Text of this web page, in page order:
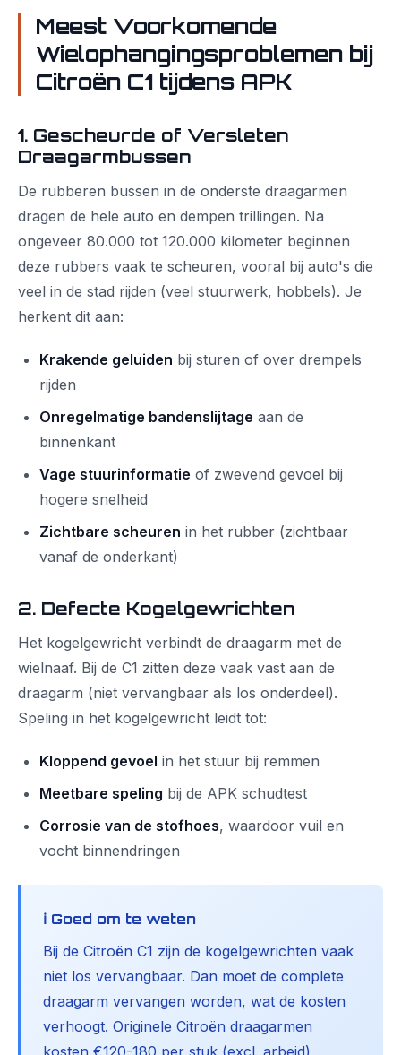
Meest Voorkomende
Wielophangingsproblemen bij
Citroën C1 tijdens APK
1. Gescheurde of Versleten
Draagarmbussen
De rubberen bussen in de onderste draagarmen
dragen de hele auto en dempen trillingen. Na
ongeveer 80.000 tot 120.000 kilometer beginnen
deze rubbers vaak te scheuren, vooral bij auto's die
veel in de stad rijden (veel stuurwerk, hobbels). Je
herkent dit aan:
Krakende geluiden bij sturen of over drempels
rijden
Onregelmatige bandenslijtage aan de
binnenkant
Vage stuurinformatie of zwevend gevoel bij
hogere snelheid
Zichtbare scheuren in het rubber (zichtbaar
vanaf de onderkant)
2. Defecte Kogelgewrichten
Het kogelgewricht verbindt de draagarm met de
wielnaaf. Bij de C1 zitten deze vaak vast aan de
draagarm (niet vervangbaar als los onderdeel).
Speling in het kogelgewricht leidt tot:
Kloppend gevoel in het stuur bij remmen
Meetbare speling bij de APK schudtest
Corrosie van de stofhoes, waardoor vuil en
vocht binnendringen
ℹ️ Goed om te weten
Bij de Citroën C1 zijn de kogelgewrichten vaak
niet los vervangbaar. Dan moet de complete
draagarm vervangen worden, wat de kosten
verhoogt. Originele Citroën draagarmen
kosten €120-180 per stuk (excl. arbeid),